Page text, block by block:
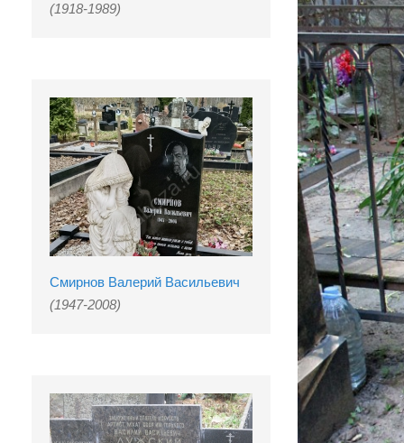
(1918-1989)
Смирнов Валерий Васильевич
(1947-2008)